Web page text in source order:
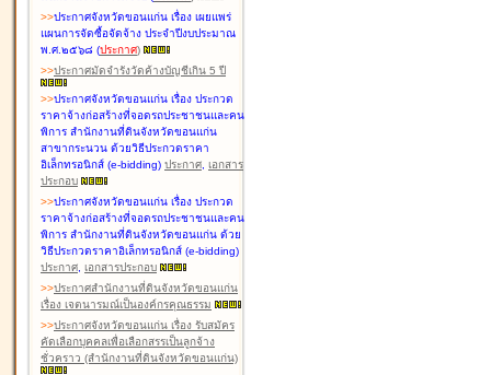
>>ประกาศจังหวัดขอนแก่น เรื่อง เผยแพร่
แผนการจัดซื้อจัดจ้าง ประจำปีงบประมาณ
พ.ศ.๒๕๖๘ (ประกาศ)
>>ประกาศมัดจำรังวัดค้างบัญชีเกิน 5 ปี
>>ประกาศจังหวัดขอนแก่น เรื่อง ประกวด
ราคาจ้างก่อสร้างที่จอดรถประชาชนและคน
พิการ สำนักงานที่ดินจังหวัดขอนแก่น
สาขากระนวน ด้วยวิธีประกวดราคา
อิเล็กทรอนิกส์ (e-bidding) ประกาศ, เอกสาร
ประกอบ
>>ประกาศจังหวัดขอนแก่น เรื่อง ประกวด
ราคาจ้างก่อสร้างที่จอดรถประชาชนและคน
พิการ สำนักงานที่ดินจังหวัดขอนแก่น ด้วย
วิธีประกวดราคาอิเล็กทรอนิกส์ (e-bidding)
ประกาศ, เอกสารประกอบ
>>ประกาศสำนักงานที่ดินจังหวัดขอนแก่น
เรื่อง เจตนารมณ์เป็นองค์กรคุณธรรม
>>ประกาศจังหวัดขอนแก่น เรื่อง รับสมัคร
คัดเลือกบุคคลเพื่อเลือกสรรเป็นลูกจ้าง
ชั่วคราว (สำนักงานที่ดินจังหวัดขอนแก่น)